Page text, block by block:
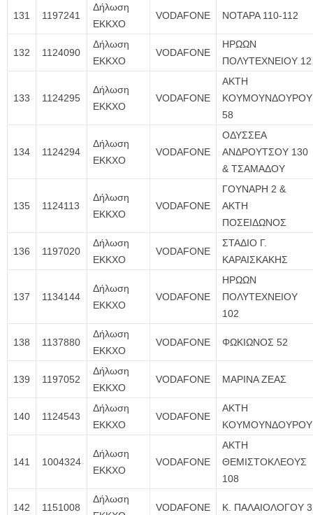
131 1197241
Δήλωση
ΕΚΚΧΟ
VODAFONE ΝΟΤΑΡΑ 110-112
132 1124090
Δήλωση
ΕΚΚΧΟ
VODAFONE
ΗΡΩΩΝ
ΠΟΛΥΤΕΧΝΕΙΟΥ 12
133 1124295
Δήλωση
ΕΚΚΧΟ
VODAFONE
ΑΚΤΗ
ΚΟΥΜΟΥΝΔΟΥΡΟΥ
58
134 1124294
Δήλωση
ΕΚΚΧΟ
VODAFONE
ΟΔΥΣΣΕΑ
ΑΝΔΡΟΥΤΣΟΥ 130
& ΤΣΑΜΑΔΟΥ
135 1124113
Δήλωση
ΕΚΚΧΟ
VODAFONE
ΓΟΥΝΑΡΗ 2 &
ΑΚΤΗ
ΠΟΣΕΙΔΩΝΟΣ
136 1197020
Δήλωση
ΕΚΚΧΟ
VODAFONE
ΣΤΑΔΙΟ Γ.
ΚΑΡΑΙΣΚΑΚΗΣ
137 1134144
Δήλωση
ΕΚΚΧΟ
VODAFONE
ΗΡΩΩΝ
ΠΟΛΥΤΕΧΝΕΙΟΥ
102
138 1137880
Δήλωση
ΕΚΚΧΟ
VODAFONE ΦΩΚΙΩΝΟΣ 52
139 1197052
Δήλωση
ΕΚΚΧΟ
VODAFONE ΜΑΡΙΝΑ ΖΕΑΣ
140 1124543
Δήλωση
ΕΚΚΧΟ
VODAFONE
ΑΚΤΗ
ΚΟΥΜΟΥΝΔΟΥΡΟΥ
141 1004324
Δήλωση
ΕΚΚΧΟ
VODAFONE
ΑΚΤΗ
ΘΕΜΙΣΤΟΚΛΕΟΥΣ
108
142 1151008
Δήλωση
VODAFONE Κ. ΠΑΛΑΙΟΛΟΓΟΥ 3